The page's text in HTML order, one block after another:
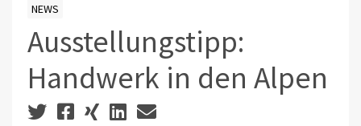
NEWS
Ausstellungstipp:
Handwerk in den Alpen